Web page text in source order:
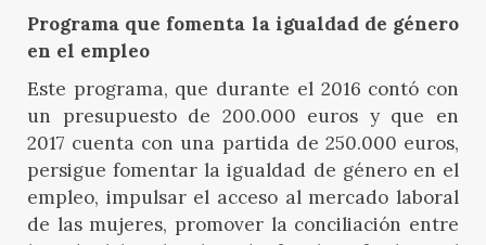
Programa que fomenta la igualdad de género
en el empleo
Este programa, que durante el 2016 contó con
un presupuesto de 200.000 euros y que en
2017 cuenta con una partida de 250.000 euros,
persigue fomentar la igualdad de género en el
empleo, impulsar el acceso al mercado laboral
de las mujeres, promover la conciliación entre